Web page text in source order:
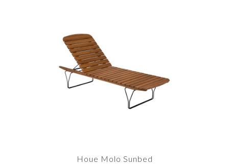
Houe Molo Sunbed